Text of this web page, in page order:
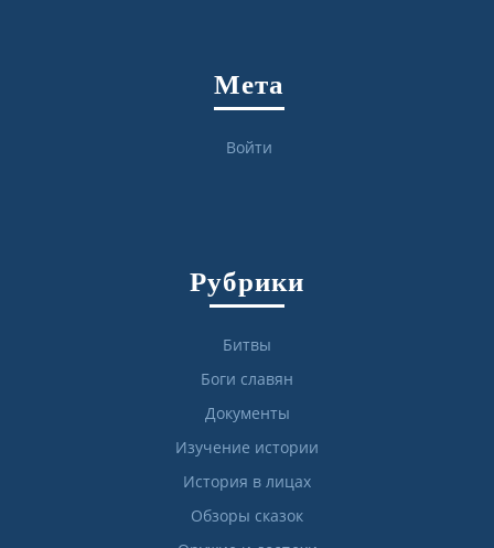
Мета
Войти
Рубрики
Битвы
Боги славян
Документы
Изучение истории
История в лицах
Обзоры сказок